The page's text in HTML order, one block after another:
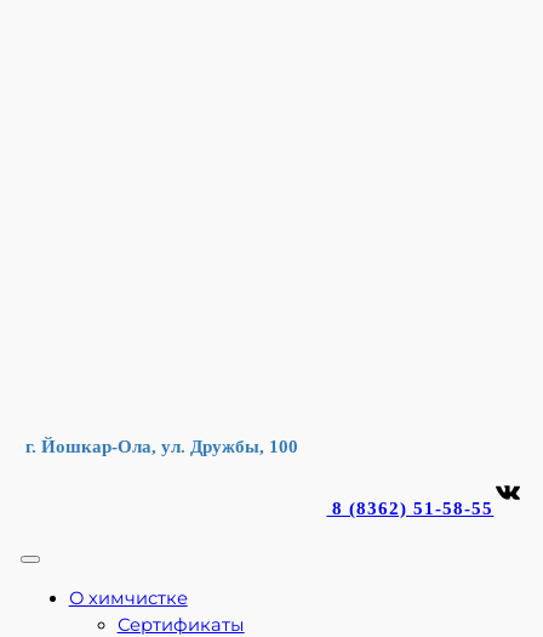
г. Йошкар-Ола, ул. Дружбы, 100
8 (8362) 51-58-55
ВКонтакте
О химчистке
Сертификаты